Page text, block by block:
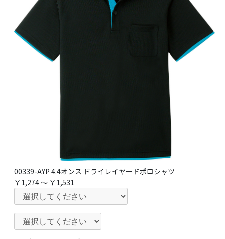
00339-AYP 4.4オンス ドライレイヤードポロシャツ
￥1,274 ～ ￥1,531